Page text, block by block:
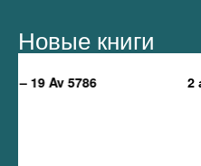
Новые книги